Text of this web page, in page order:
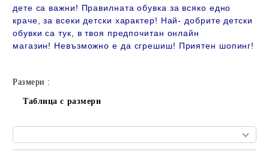
дете са важни! Правилната обувка за всяко едно
краче, за всеки детски характер! Най- добрите детски
обувки са тук, в твоя предпочитан онлайн
магазин! Невъзможно е да сгрешиш! Приятен шопинг!
Размери :
Таблица с размери